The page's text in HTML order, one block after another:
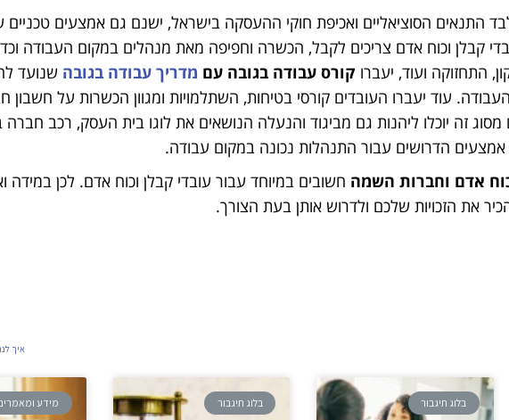
התנאים הסוציאליים ואכיפת חוקי ההעסקה בישראל, ישנם גם אמצעים טכניים
קבלן וכוח אדם צריכים לקבל, הכשרה וחפיפה מאת מנהלים במקום העבודה
התחזוקה ועוד, יעברו קורס עבודה בגובה עם מדריך עבודה בגובה שנועד
עוד יעברו העובדים קורסי בטיחות, השתלמויות ומגוון הכשרות על חשבון
זה יוכלו ליהנות גם מביגוד והנעלה הנושאים את לוגו בית העסק, רכב
אמצעים הדרושים עבור התנהלות נכונה במקום עבודה.
אדם וחברות השמה חשובים במיוחד עבור עובדי קבלן וכוח אדם. לכן
את הזכויות שלכם ולדרוש אותן בעת הצורך.
איך
בלוג תיגבור בלוג תיגבור מידע